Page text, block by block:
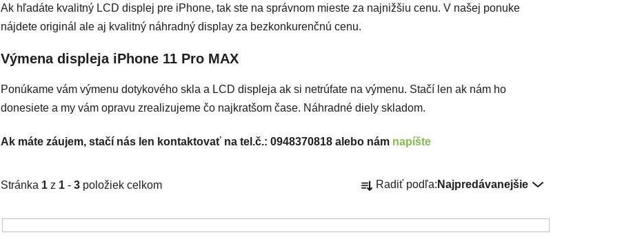
Ak hľadáte kvalitný LCD displej pre iPhone, tak ste na správnom mieste za najnižšiu cenu. V našej ponuke
nájdete originál ale aj kvalitný náhradný display za bezkonkurenčnú cenu.
Výmena displeja iPhone 11 Pro MAX
Ponúkame vám výmenu dotykového skla a LCD displeja ak si netrúfate na výmenu. Stačí len ak nám ho
donesiete a my vám opravu zrealizujeme čo najkratšom čase. Náhradné diely skladom.
Ak máte záujem, stačí nás len kontaktovať na tel.č.: 0948370818 alebo nám napíšte
Stránka 1 z 1 - 3 položiek celkom
Radenie produktov
Radiť podľa: Najpredávanejšie